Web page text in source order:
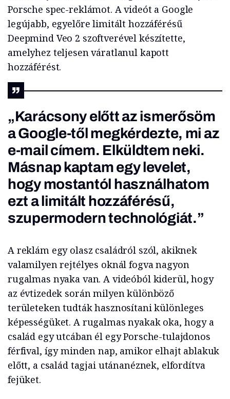
Porsche spec-reklámot. A videót a Google
legújabb, egyelőre limitált hozzáférésű
Deepmind Veo 2 szoftverével készítette,
amelyhez teljesen váratlanul kapott
hozzáférést.
„Karácsony előtt az ismerősöm
a Google-től megkérdezte, mi az
e-mail címem. Elküldtem neki.
Másnap kaptam egy levelet,
hogy mostantól használhatom
ezt a limitált hozzáférésű,
szupermodern technológiát.”
A reklám egy olasz családról szól, akiknek
valamilyen rejtélyes oknál fogva nagyon
rugalmas nyaka van. A videóból kiderül, hogy
az évtizedek során milyen különböző
területeken tudták hasznosítani különleges
képességüket. A rugalmas nyakak oka, hogy a
család egy utcában él egy Porsche-tulajdonos
férfival, így minden nap, amikor elhajt ablakuk
előtt, a család tagjai utánanéznek, elfordítva
fejüket.